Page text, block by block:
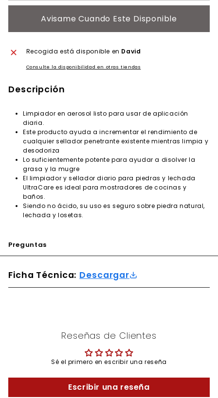
Avisame Cuando Este Disponible
Recogida está disponible en David
Consulte la disponibilidad en otras tiendas
Descripción
Limpiador en aerosol listo para usar de aplicación
diaria.
Este producto ayuda a incrementar el rendimiento de
cualquier sellador penetrante existente mientras limpia y
desodoriza
Lo suficientemente potente para ayudar a disolver la
grasa y la mugre
El limpiador y sellador diario para piedras y lechada
UltraCare es ideal para mostradores de cocinas y
baños.
Siendo no ácido, su uso es seguro sobre piedra natural,
lechada y losetas.
Preguntas
Ficha Técnica: Descargar
Reseñas de Clientes
Sé el primero en escribir una reseña
Escribir una reseña